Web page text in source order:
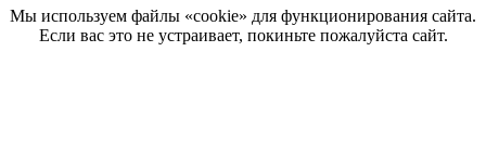
Мы используем файлы «cookie» для функционирования сайта.
Если вас это не устраивает, покиньте пожалуйста сайт.